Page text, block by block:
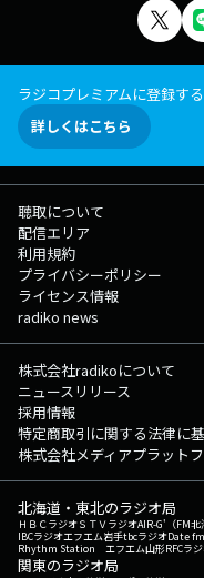
ラジコプレミアムに登録す
詳しくはこちら
聴取について
配信エリア
利用規約
プライバシーポリシー
ライセンス情報
radiko news
株式会社radikoについて
ニュースリリース
採用情報
特定商取引に関する法律に
株式会社メディアプラット
北海道・東北のラジオ局
ＨＢＣラジオＳＴＶラジオAIR-G'（FM北
IBCラジオエフエム岩手tbcラジオDate
Rhythm Station エフエム山形RFCラ
関東のラジオ局